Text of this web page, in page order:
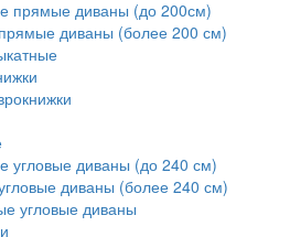
прямые диваны (до 200см)
диваны (более 200 см)
угловые диваны (до 240 см)
диваны (более 240 см)
угловые диваны